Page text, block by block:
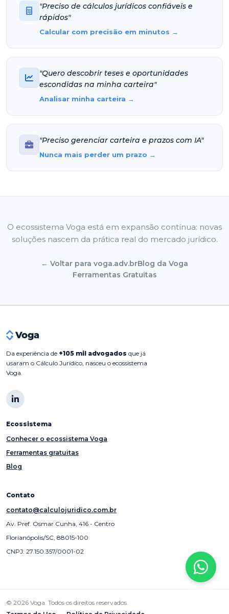
"Preciso de cálculos jurídicos confiáveis e
rápidos"
Calcular com precisão em minutos →
"Quero descobrir teses e oportunidades
escondidas na minha carteira"
Analisar minha carteira →
"Preciso gerenciar carteira e prazos com IA"
Nunca mais perder um prazo →
O ecossistema Voga está em expansão contínua: novas
soluções nascem da prática real do mercado jurídico.
← Voltar para voga.adv.brBlog da Voga
Ferramentas Gratuitas
Da experiência de +105 mil advogados que já
usaram o Cálculo Jurídico, nasceu o ecossistema
Voga.
Ecossistema
Conhecer o ecossistema Voga
Ferramentas gratuitas
Blog
Contato
contato@calculojuridico.com.br
Av. Pref. Osmar Cunha, 416 - Centro
Florianópolis/SC, 88015-100
CNPJ: 27.150.357/0001-02
© 2026 Voga. Todos os direitos reservados.